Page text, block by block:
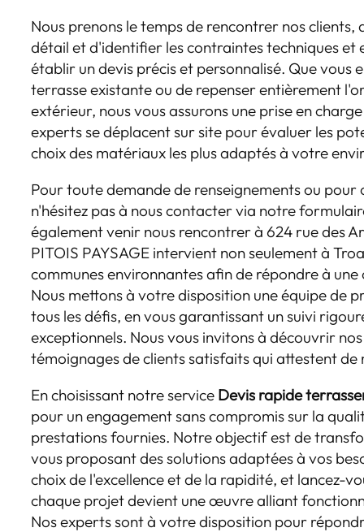
Nous prenons le temps de rencontrer nos
détail et d'identifier les contraintes techniques et
établir un devis précis et personnalisé. Que vous
terrasse existante ou de repenser entièrement
extérieur, nous vous assurons une prise en
experts se déplacent sur site pour évaluer les
choix des matériaux les plus adaptés à votre
Pour toute demande de renseignements ou pour
n'hésitez pas à nous contacter via notre
également venir nous rencontrer à 624 rue des
PITOIS PAYSAGE intervient non seulement à
communes environnantes afin de répondre à
Nous mettons à votre disposition une équipe de
tous les défis, en vous garantissant un suivi
exceptionnels. Nous vous invitons à découvrir
témoignages de clients satisfaits qui attestent
En choisissant notre service Devis rapide
pour un engagement sans compromis sur la
prestations fournies. Notre objectif est de
vous proposant des solutions adaptées à vos
choix de l'excellence et de la rapidité, et lancez-
chaque projet devient une œuvre alliant
Nos experts sont à votre disposition pour